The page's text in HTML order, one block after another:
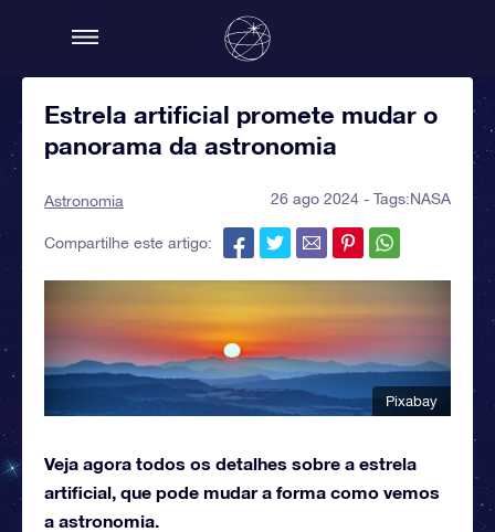
Estrela artificial promete mudar o
panorama da astronomia
Astronomia 26 ago 2024 - Tags:NASA
Compartilhe este artigo:
Pixabay
Veja agora todos os detalhes sobre a estrela
artificial, que pode mudar a forma como vemos
a astronomia.